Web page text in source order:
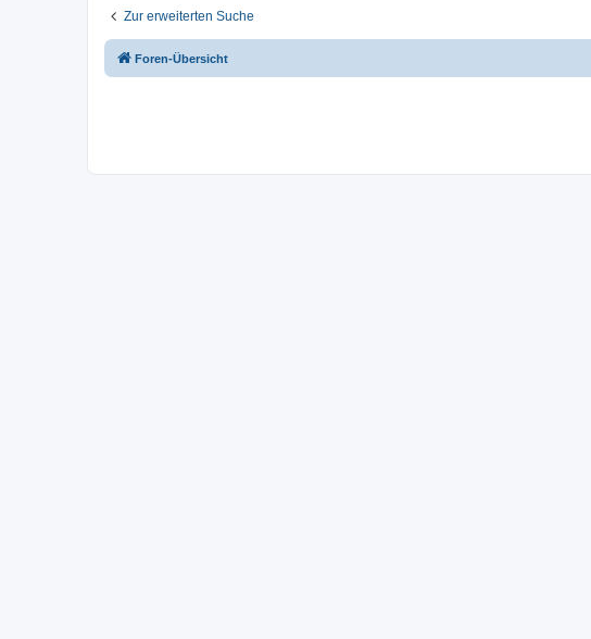
Zur erweiterten Suche
Foren-Übersicht